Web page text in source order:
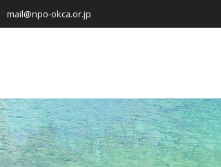
mail@npo-okca.or.jp